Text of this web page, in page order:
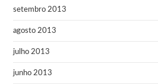
setembro 2013
agosto 2013
julho 2013
junho 2013